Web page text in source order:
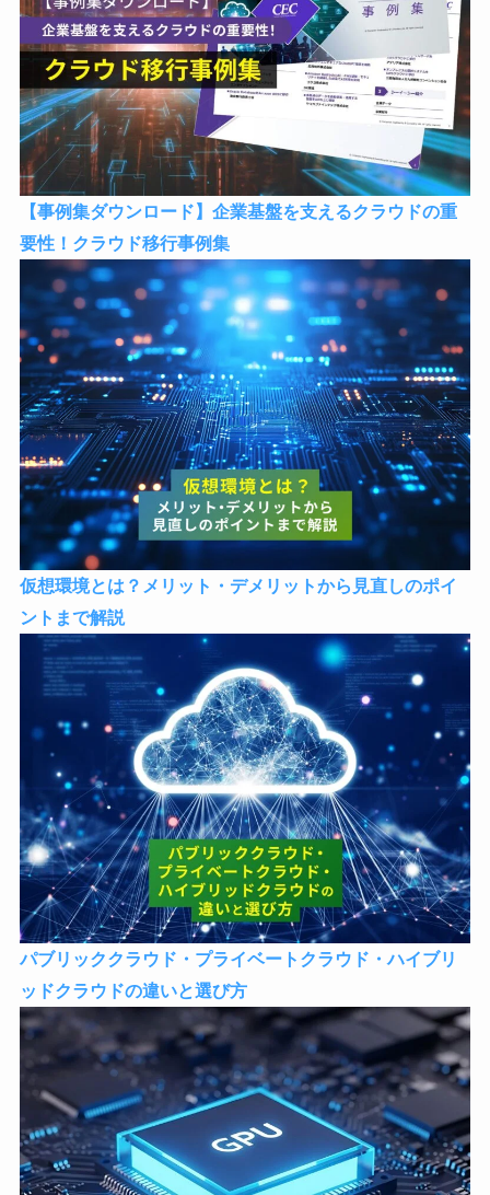
【事例集ダウンロード】企業基盤を支えるクラウドの重
要性！クラウド移行事例集
仮想環境とは？メリット・デメリットから見直しのポイ
ントまで解説
パブリッククラウド・プライベートクラウド・ハイブリ
ッドクラウドの違いと選び方